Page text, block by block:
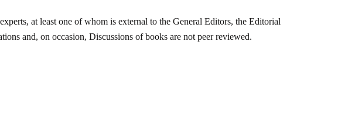
at least one of whom is external to the General Editors, the Editorial
and, on occasion, Discussions of books are not peer reviewed.